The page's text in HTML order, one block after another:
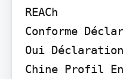
REACh
Conforme
Oui Déclaration
Chine Profil